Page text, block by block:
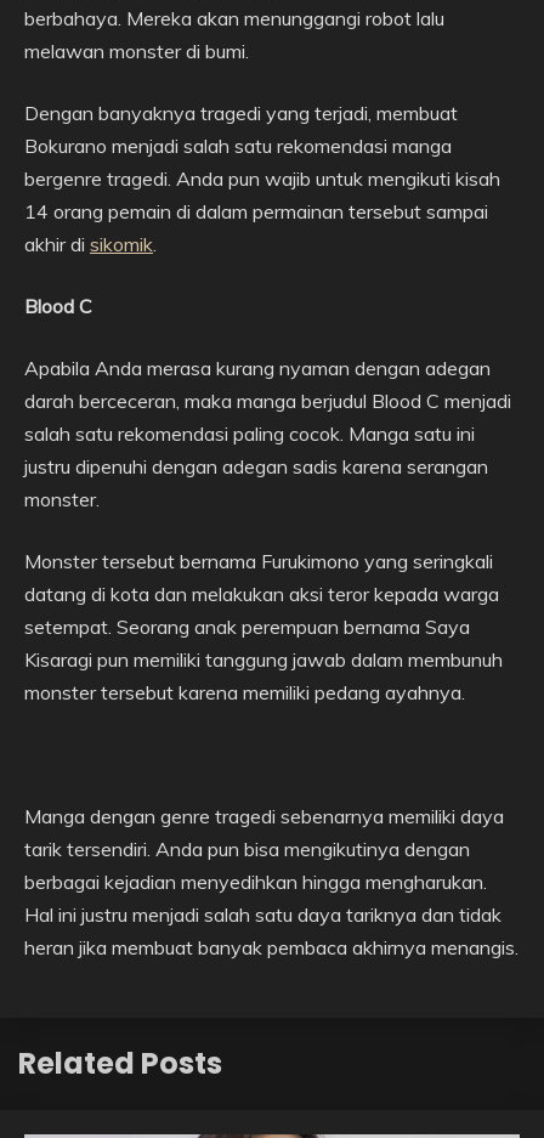
berbahaya. Mereka akan menunggangi robot lalu
melawan monster di bumi.
Dengan banyaknya tragedi yang terjadi, membuat
Bokurano menjadi salah satu rekomendasi manga
bergenre tragedi. Anda pun wajib untuk mengikuti kisah
14 orang pemain di dalam permainan tersebut sampai
akhir di sikomik.
Blood C
Apabila Anda merasa kurang nyaman dengan adegan
darah berceceran, maka manga berjudul Blood C menjadi
salah satu rekomendasi paling cocok. Manga satu ini
justru dipenuhi dengan adegan sadis karena serangan
monster.
Monster tersebut bernama Furukimono yang seringkali
datang di kota dan melakukan aksi teror kepada warga
setempat. Seorang anak perempuan bernama Saya
Kisaragi pun memiliki tanggung jawab dalam membunuh
monster tersebut karena memiliki pedang ayahnya.
Manga dengan genre tragedi sebenarnya memiliki daya
tarik tersendiri. Anda pun bisa mengikutinya dengan
berbagai kejadian menyedihkan hingga mengharukan.
Hal ini justru menjadi salah satu daya tariknya dan tidak
heran jika membuat banyak pembaca akhirnya menangis.
Related Posts